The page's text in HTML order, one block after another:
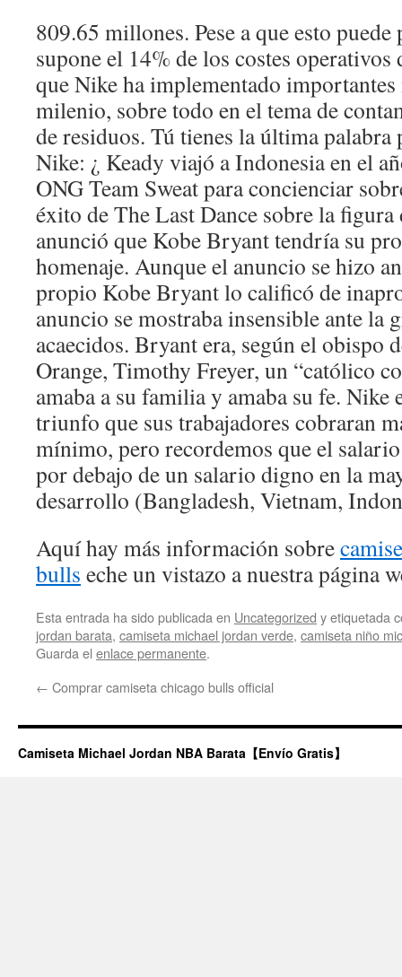
809.65 millones. Pese a que esto
supone el 14% de los costes
que Nike ha implementado importantes
milenio, sobre todo en el tema de
de residuos. Tú tienes la última palabra
Nike: ¿ Keady viajó a Indonesia en el
ONG Team Sweat para concienciar
éxito de The Last Dance sobre la
anunció que Kobe Bryant tendría su
homenaje. Aunque el anuncio se hizo
propio Kobe Bryant lo calificó de
anuncio se mostraba insensible ante la
acaecidos. Bryant era, según el obispo
Orange, Timothy Freyer, un “católico
amaba a su familia y amaba su fe.
triunfo que sus trabajadores cobraran
mínimo, pero recordemos que el
por debajo de un salario digno en la
desarrollo (Bangladesh, Vietnam,
Aquí hay más información sobre
bulls eche un vistazo a nuestra página
Esta entrada ha sido publicada en Uncategorized y etiquetada
jordan barata, camiseta michael jordan verde, camiseta niño
Guarda el enlace permanente.
← Comprar camiseta chicago bulls official
Camiseta Michael Jordan NBA Barata【Envío Gratis】